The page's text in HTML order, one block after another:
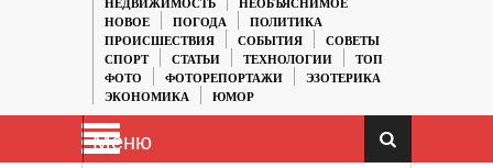
НЕДВИЖИМОСТЬ
НЕОБЪЯСНИМОЕ
НОВОЕ
ПОГОДА
ПОЛИТИКА
ПРОИСШЕСТВИЯ
СОБЫТИЯ
СОВЕТЫ
СПОРТ
СТАТЬИ ТЕХНОЛОГИИ
ТОП
ФОТО
ФОТОРЕПОРТАЖИ
ЭЗОТЕРИКА
ЭКОНОМИКА
ЮМОР
Меню